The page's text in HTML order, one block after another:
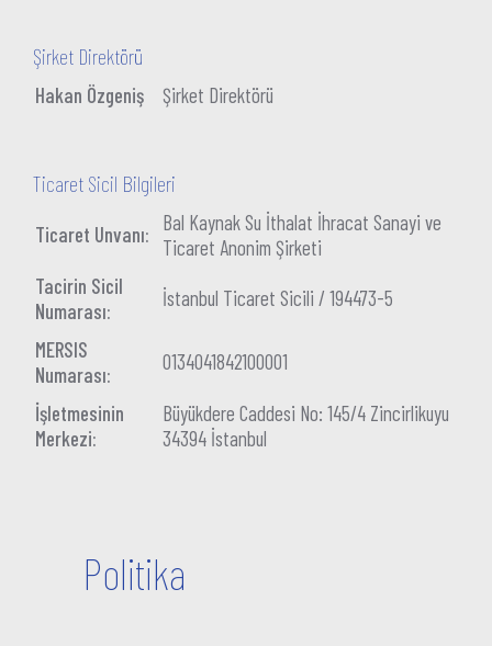
Şirket Direktörü
Hakan Özgeniş Şirket Direktörü
Ticaret Sicil Bilgileri
Ticaret Unvanı:
Bal Kaynak Su İthalat İhracat Sanayi ve
Ticaret Anonim Şirketi
Tacirin Sicil
Numarası:
İstanbul Ticaret Sicili / 194473-5
MERSIS
Numarası:
0134041842100001
İşletmesinin
Merkezi:
Büyükdere Caddesi No: 145/4 Zincirlikuyu
34394 İstanbul
Politika